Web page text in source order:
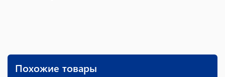
Похожие товары